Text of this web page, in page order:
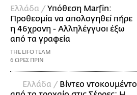
Ελλάδα /Υπόθεση Marfin:
Προθεσμία να απολογηθεί πήρε
η 46χρονη - Αλληλέγγυοι έξω
από τα γραφεία
THE LIFO TEAM
6 ΩΡΕΣ ΠΡΙΝ
Ελλάδα / Βίντεο ντοκουμέντο